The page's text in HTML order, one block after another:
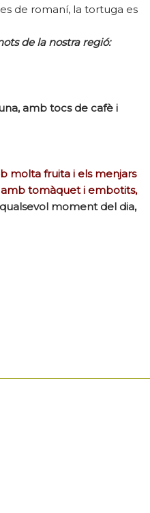
de romaní, la tortuga es
de la nostra regió:
amb tocs de cafè i
molta fruita i els menjars
amb tomàquet i embotits,
moment del dia,